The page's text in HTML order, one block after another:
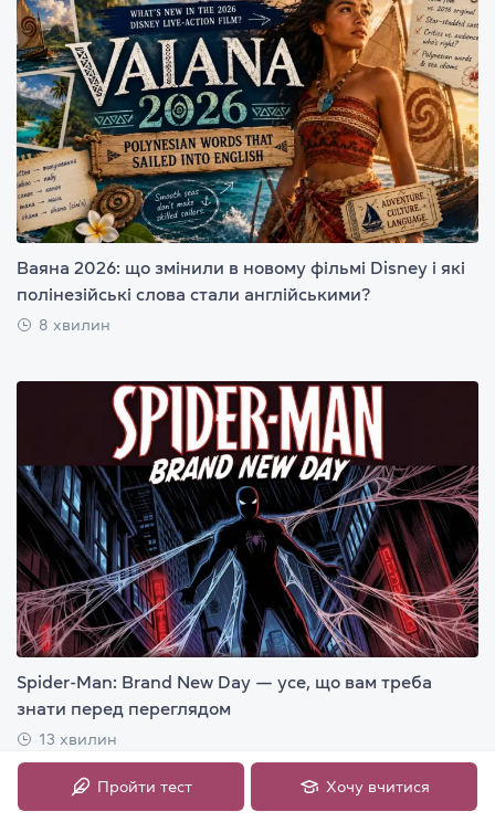
Ваяна 2026: що змінили в новому фільмі Disney і які
полінезійські слова стали англійськими?
8 хвилин
Spider-Man: Brand New Day — усе, що вам треба
знати перед переглядом
13 хвилин
Пройти тест Хочу вчитися